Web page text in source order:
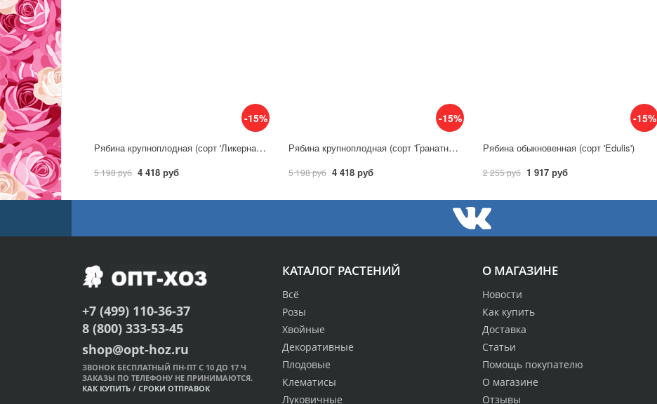
-15%
Рябина крупноплодная (сорт 'Ликерная') С5
5 198 руб 4 418 руб
-15%
Рябина крупноплодная (сорт 'Гранатная') С5
5 198 руб 4 418 руб
-15%
Рябина обыкновенная (сорт 'Edulis')
2 255 руб 1 917 руб
О МАГАЗИНЕ
Новости
Как купить
Доставка
Статьи
Помощь покупателю
О магазине
Отзывы
КАТАЛОГ РАСТЕНИЙ
Всё
Розы
Хвойные
Декоративные
Плодовые
Клематисы
Луковичные
+7 (499) 110-36-37
8 (800) 333-53-45
shop@opt-hoz.ru
ЗВОНОК БЕСПЛАТНЫЙ ПН-ПТ С 10 ДО 17 Ч
ЗАКАЗЫ ПО ТЕЛЕФОНУ НЕ ПРИНИМАЮТСЯ.
КАК КУПИТЬ / СРОКИ ОТПРАВОК